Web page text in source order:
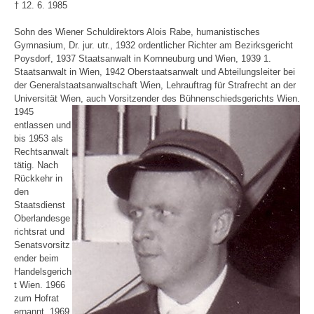
† 12. 6. 1985
Sohn des Wiener Schuldirektors Alois Rabe, humanistisches
Gymnasium, Dr. jur. utr., 1932 ordentlicher Richter am Bezirksgericht
Poysdorf, 1937 Staatsanwalt in Kornneuburg und Wien, 1939 1.
Staatsanwalt in Wien, 1942 Oberstaatsanwalt und Abteilungsleiter bei
der Generalstaatsanwaltschaft Wien, Lehrauftrag für Strafrecht an der
Universität Wien, auch Vorsitzender des Bühnenschiedsgerichts Wien.
1945
entlassen und
bis 1953 als
Rechtsanwalt
tätig. Nach
Rückkehr in
den
Staatsdienst
Oberlandesge
richtsrat und
Senatsvorsitz
ender beim
Handelsgerich
t Wien. 1966
zum Hofrat
ernannt. 1969